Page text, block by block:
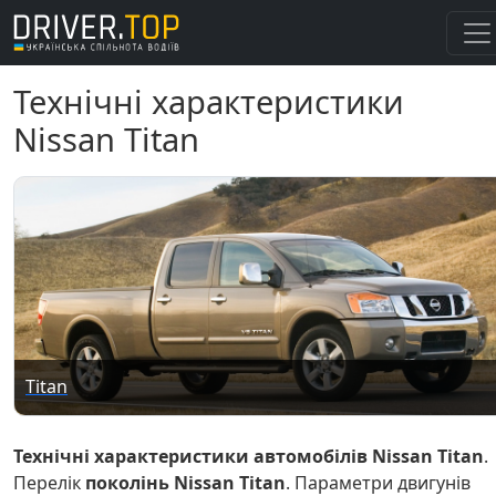
Технічні характеристики
Nissan Titan
Titan
Технічні характеристики автомобілів Nissan Titan.
Перелік поколінь Nissan Titan. Параметри двигунів